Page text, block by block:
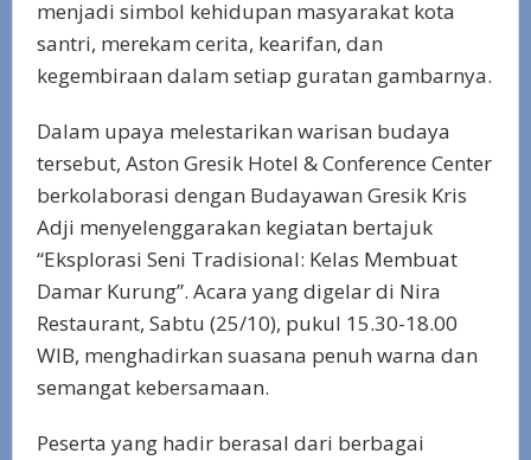
menjadi simbol kehidupan masyarakat kota
santri, merekam cerita, kearifan, dan
kegembiraan dalam setiap guratan gambarnya.
Dalam upaya melestarikan warisan budaya
tersebut, Aston Gresik Hotel & Conference Center
berkolaborasi dengan Budayawan Gresik Kris
Adji menyelenggarakan kegiatan bertajuk
“Eksplorasi Seni Tradisional: Kelas Membuat
Damar Kurung”. Acara yang digelar di Nira
Restaurant, Sabtu (25/10), pukul 15.30-18.00
WIB, menghadirkan suasana penuh warna dan
semangat kebersamaan.
Peserta yang hadir berasal dari berbagai